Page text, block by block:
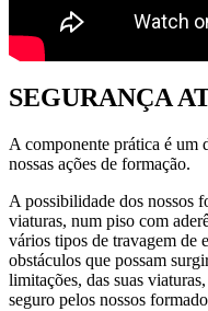
SEGURANÇA
A componente prática é um
nossas ações de formação.
A possibilidade dos nossos
viaturas, num piso com
vários tipos de travagem de
obstáculos que possam
limitações, das suas
seguro pelos nossos